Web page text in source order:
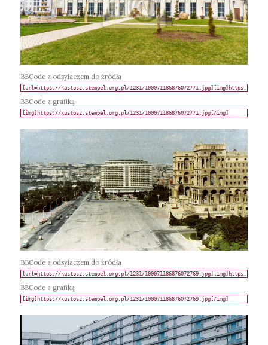
BBCode z odsyłaczem do źródła
BBCode z grafiką
BBCode z odsyłaczem do źródła
BBCode z grafiką